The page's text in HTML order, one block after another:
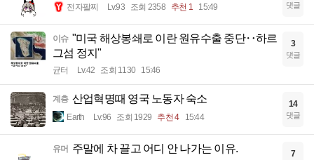
전자팔찌 Lv.93 조회 2358 추천 1 15:49 댓글
이슈 "미국 해상봉쇄로 이란 원유수출 중단‥하르
그섬 정지"
균터 Lv.42 조회 1130 15:46
3
댓글
계층 산업혁명때 영국 노동자 숙소
Earth Lv.96 조회 1929 추천 4 15:44
14
댓글
유머 주말에 차 끌고 어디 안 나가는 이유. 7